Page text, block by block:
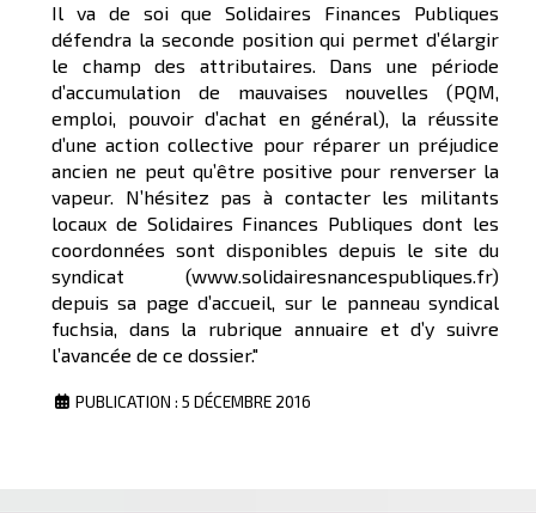
Il va de soi que Solidaires Finances Publiques
défendra la seconde position qui permet d’élargir
le champ des attributaires. Dans une période
d’accumulation de mauvaises nouvelles (PQM,
emploi, pouvoir d’achat en général), la réussite
d’une action collective pour réparer un préjudice
ancien ne peut qu’être positive pour renverser la
vapeur. N’hésitez pas à contacter les militants
locaux de Solidaires Finances Publiques dont les
coordonnées sont disponibles depuis le site du
syndicat (www.solidairesnancespubliques.fr)
depuis sa page d’accueil, sur le panneau syndical
fuchsia, dans la rubrique annuaire et d’y suivre
l’avancée de ce dossier."
PUBLICATION : 5 DÉCEMBRE 2016